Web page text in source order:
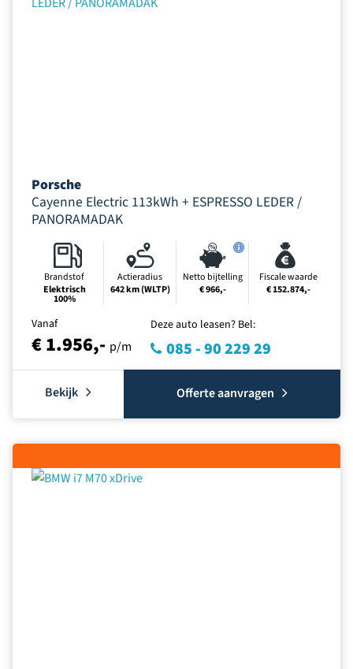
Porsche
Cayenne Electric 113kWh + ESPRESSO LEDER /
PANORAMADAK
Brandstof
Elektrisch
100%
Actieradius
642 km (WLTP)
Netto bijtelling
€ 966,-
Fiscale waarde
€ 152.874,-
Vanaf
€ 1.956,- p/m
Deze auto leasen? Bel:
085 - 90 229 29
Bekijk Offerte aanvragen